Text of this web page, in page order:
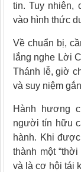
tin. Tuy nhiên,
vào hình thức
Về chuẩn bị,
lắng nghe Lời
Thánh lễ, giờ
và suy niệm
Hành hương
người tín hữu
hành. Khi
thành một
và là cơ hội tái